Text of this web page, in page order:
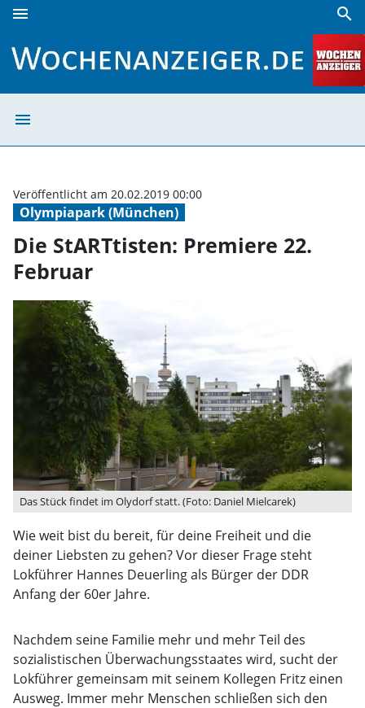
menu search
menu
Olympiapark (München)
Veröffentlicht am 20.02.2019 00:00
Die StARTtisten: Premiere 22.
Februar
Das Stück findet im Olydorf statt. (Foto: Daniel Mielcarek)
Wie weit bist du bereit, für deine Freiheit und die
deiner Liebsten zu gehen? Vor dieser Frage steht
Lokführer Hannes Deuerling als Bürger der DDR
Anfang der 60er Jahre.
Nachdem seine Familie mehr und mehr Teil des
sozialistischen Überwachungsstaates wird, sucht der
Lokführer gemeinsam mit seinem Kollegen Fritz einen
Ausweg. Immer mehr Menschen schließen sich den